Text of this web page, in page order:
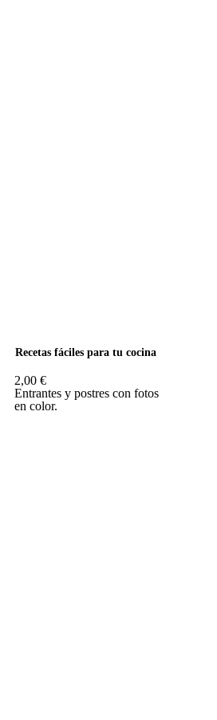
Recetas fáciles para tu cocina
2,00 €
Entrantes y postres con fotos
en color.